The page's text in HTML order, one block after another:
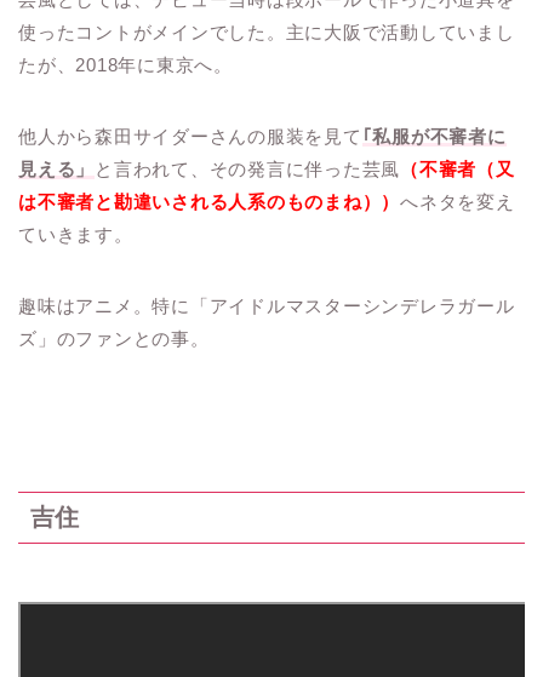
使ったコントがメインでした。主に大阪で活動していまし
たが、2018年に東京へ。
他人から森田サイダーさんの服装を見て ｢私服が不審者に
見える」
と言われて、その発言に伴った芸風 （不審者（又
は不審者と勘違いされる人系のものまね））へネタを変え
ていきます。
趣味はアニメ。特に「アイドルマスターシンデレラガール
ズ」のファンとの事。
吉住